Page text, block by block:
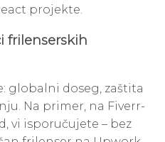
projekte.
frilenserskih
globalni doseg, zaštita
Na primer, na Fiverr-
vi isporučujete – bez